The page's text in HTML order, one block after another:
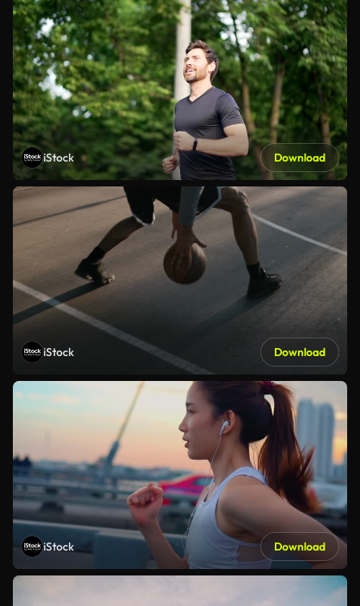
iStock Download
iStock Download
iStock Download